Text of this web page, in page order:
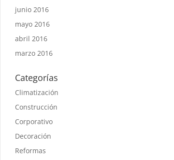
junio 2016
mayo 2016
abril 2016
marzo 2016
Categorías
Climatización
Construcción
Corporativo
Decoración
Reformas